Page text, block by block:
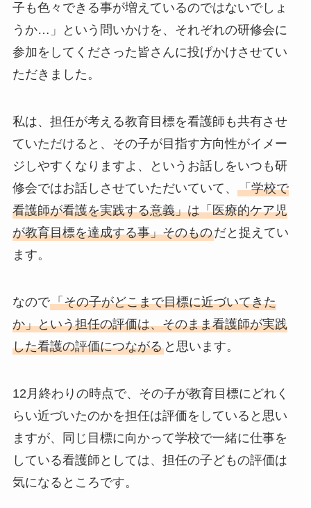
子も色々できる事が増えているのではないでしょ
うか…」という問いかけを、それぞれの研修会に
参加をしてくださった皆さんに投げかけさせてい
ただきました。
私は、担任が考える教育目標を看護師も共有させ
ていただけると、その子が目指す方向性がイメー
ジしやすくなりますよ、というお話しをいつも研
修会ではお話しさせていただいていて、 「学校で
看護師が看護を実践する意義」は「医療的ケア児
が教育目標を達成する事」そのものだと捉えてい
ます。
なので「その子がどこまで目標に近づいてきた
か」という担任の評価は、そのまま看護師が実践
した看護の評価につながると思います。
12月終わりの時点で、その子が教育目標にどれく
らい近づいたのかを担任は評価をしていると思い
ますが、同じ目標に向かって学校で一緒に仕事を
している看護師としては、担任の子どもの評価は
気になるところです。